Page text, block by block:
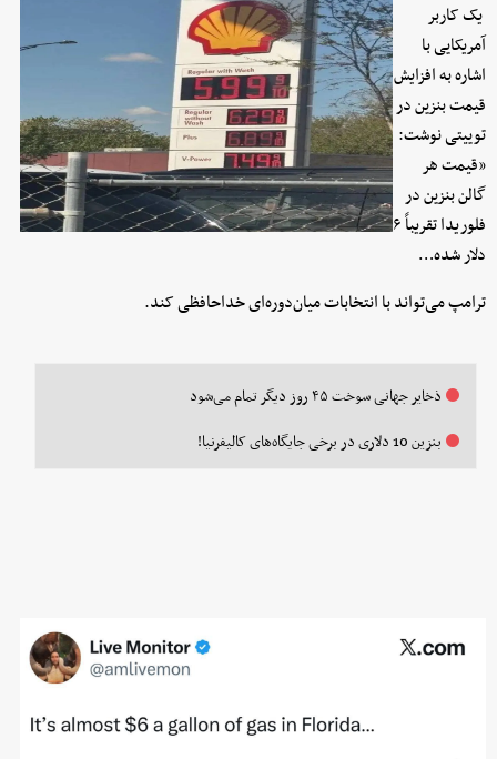
یک کاربر
آمریکایی با
اشاره به افزایش
قیمت بنزین در
توییتی نوشت:
«قیمت هر
گالن بنزین در
فلوریدا تقریباً ۶
دلار شده…
ترامپ می‌تواند با انتخابات میان‌دوره‌ای خداحافظی کند.
ذخایر جهانی سوخت ۴۵ روز دیگر تمام می‌شود
بنزین 10 دلاری در برخی جایگاه‌های کالیفرنیا!